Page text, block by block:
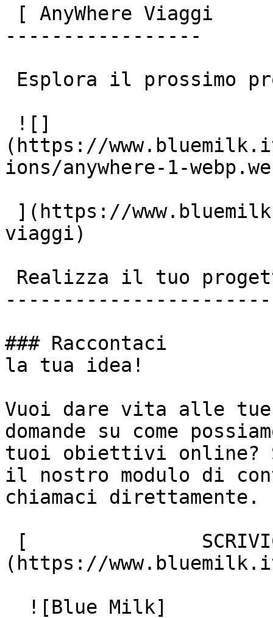
-----------------
(https://
ions/anywhere-1-
viaggi)
### Raccontaci
la tua idea!
Vuoi dare vita alle
domande su come
tuoi obiettivi online?
il nostro modulo di
chiamaci direttamente.
(https://